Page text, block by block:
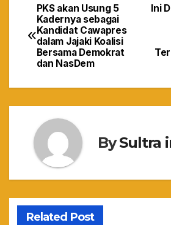
Navigasi
pos
Ini
PKS akan Usung 5
Kadernya sebagai
Kandidat Cawapres
dalam Jajaki Koalisi
Bersama Demokrat
dan NasDem
BySultra
Related Post